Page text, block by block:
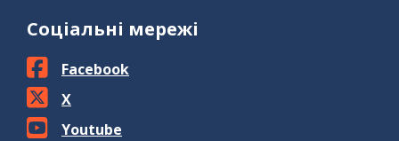
Соціальні мережі
Facebook
X
Youtube